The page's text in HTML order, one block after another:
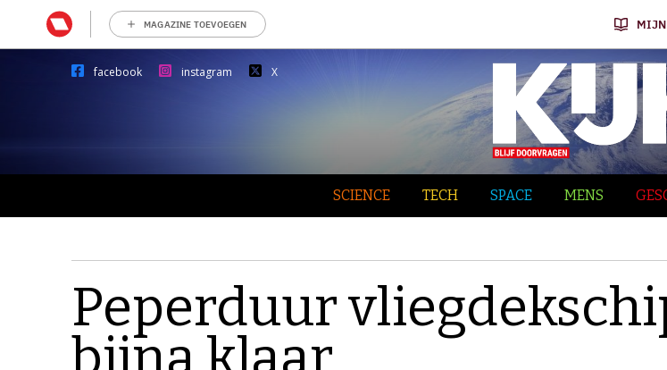
MAGAZINE TOEVOEGEN
facebook instagram X
SCIENCE TECH SPACE MENS
Peperduur